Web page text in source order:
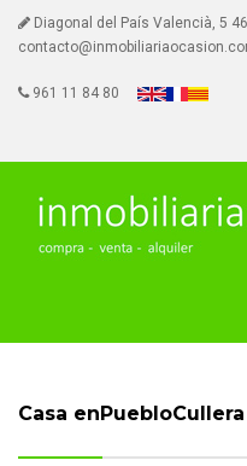
Diagonal del País Valencià, 5
961 11 84 80
Casa enPuebloCullera